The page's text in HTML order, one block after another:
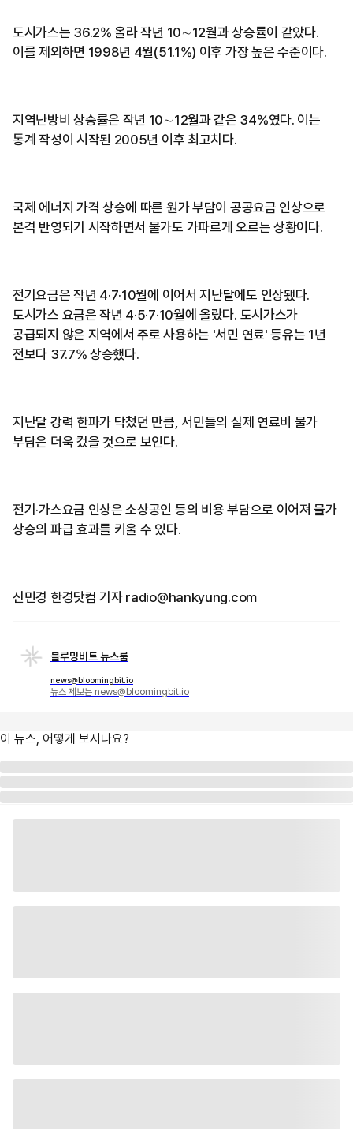
도시가스는 36.2% 올라 작년 10∼12월과 상승률이 같았다.
이를 제외하면 1998년 4월(51.1%) 이후 가장 높은 수준이다.
지역난방비 상승률은 작년 10∼12월과 같은 34%였다. 이는
통계 작성이 시작된 2005년 이후 최고치다.
국제 에너지 가격 상승에 따른 원가 부담이 공공요금 인상으로
본격 반영되기 시작하면서 물가도 가파르게 오르는 상황이다.
전기요금은 작년 4·7·10월에 이어서 지난달에도 인상됐다.
도시가스 요금은 작년 4·5·7·10월에 올랐다. 도시가스가
공급되지 않은 지역에서 주로 사용하는 '서민 연료' 등유는 1년
전보다 37.7% 상승했다.
지난달 강력 한파가 닥쳤던 만큼, 서민들의 실제 연료비 물가
부담은 더욱 컸을 것으로 보인다.
전기·가스요금 인상은 소상공인 등의 비용 부담으로 이어져 물가
상승의 파급 효과를 키울 수 있다.
신민경 한경닷컴 기자 radio@hankyung.com
블루밍비트 뉴스룸
news@bloomingbit.io
뉴스 제보는 news@bloomingbit.io
이 뉴스, 어떻게 보시나요?